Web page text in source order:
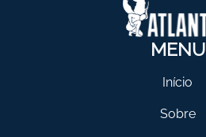
MENU
Início
Sobre